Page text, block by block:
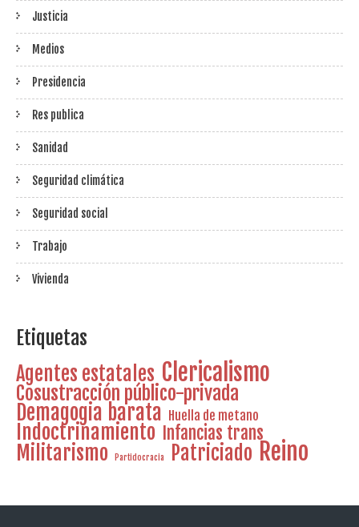
Justicia
Medios
Presidencia
Res publica
Sanidad
Seguridad climática
Seguridad social
Trabajo
Vivienda
Etiquetas
Agentes estatales Clericalismo
Cosustracción público-privada
Demagogia barata Huella de metano
Indoctrinamiento Infancias trans
Militarismo Partidocracia Patriciado Reino